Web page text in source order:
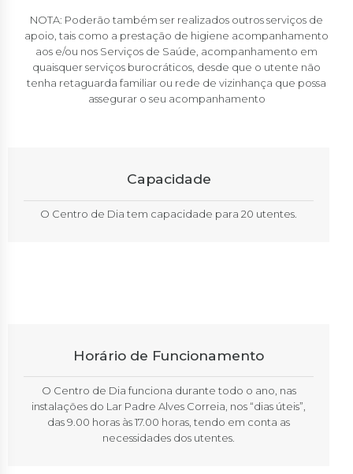
NOTA: Poderão também ser realizados outros serviços de
apoio, tais como a prestação de higiene acompanhamento
aos e/ou nos Serviços de Saúde, acompanhamento em
quaisquer serviços burocráticos, desde que o utente não
tenha retaguarda familiar ou rede de vizinhança que possa
assegurar o seu acompanhamento
Capacidade
O Centro de Dia tem capacidade para 20 utentes.
Horário de Funcionamento
O Centro de Dia funciona durante todo o ano, nas
instalações do Lar Padre Alves Correia, nos “dias úteis”,
das 9.00 horas às 17.00 horas, tendo em conta as
necessidades dos utentes.